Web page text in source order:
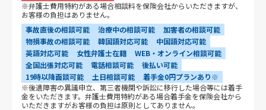
※弁護士費用特約がある場合相談料を保険会社からいただきますが、
お客様の負担はありません。
事故直後の相談可能
治療中の相談可能
加害者の相談可能
物損事故の相談可能
韓国語対応可能
中国語対応可能
英語対応可能
女性弁護士在籍
WEB・オンライン相談可能
全国出張対応可能
電話相談可能
後払い可能
19時以降面談可能
土日相談可能
着手金0円プランあり※
※後遺障害の異議申立、第三者機関や訴訟に移行した場合等には着手
金をいただきます。弁護士費用特約がある場合着手金を保険会社から
いただきますがお客様の負担は原則としてありません。